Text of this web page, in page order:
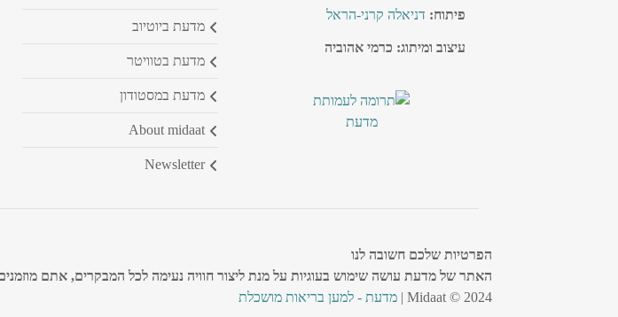
פיתוח: דניאלה קרני-הראל
עיצוב ומיתוג: כרמי אהוביה
מדעת ביוטיוב
מדעת בטוויטר
מדעת במסטודון
about midaat
newsletter
הפרטיות שלכם חשובה לנו
האתר של מדעת עושה שימוש בעוגיות על מנת ליצור חוויה נעימה לכל המבקרים, אתם
Midaat © 2024 |
מדעת - למען בריאות מושכלת